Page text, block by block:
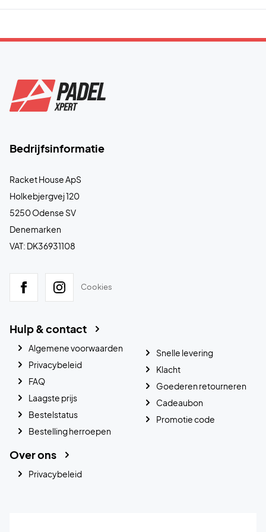
Bedrijfsinformatie
Racket House ApS
Holkebjergvej 120
5250 Odense SV
Denemarken
VAT: DK36931108
Cookies
Hulp & contact
Algemene voorwaarden
Privacybeleid
FAQ
Laagste prijs
Bestelstatus
Bestelling herroepen
Snelle levering
Klacht
Goederen retourneren
Cadeaubon
Promotie code
Over ons
Privacybeleid